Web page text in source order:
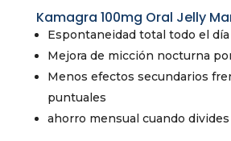
Kamagra 100mg Oral Jelly
Espontaneidad total todo el día
Mejora de micción nocturna
Menos efectos secundarios
puntuales
ahorro mensual cuando